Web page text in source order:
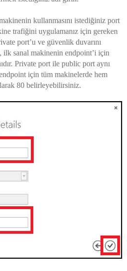
kullanmasını istediğiniz port
trafiğini uygulamanız için gereken
port’u ve güvenlik duvarını
sanal makinenin endpoint’i için
Private port ile public port aynı
için tüm makinelerde hem
80 belirleyebilirsiniz.